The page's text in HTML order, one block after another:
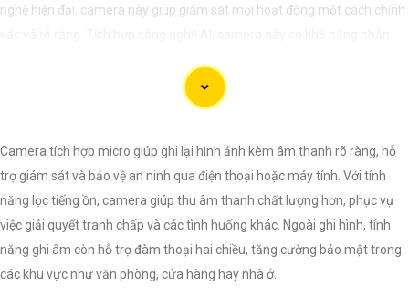
nghệ hiện đại, camera này giúp giám sát mọi hoạt động một cách chính
Hãy chọn Camera Speed Dome Công Nghệ AI để
pháp an ninh đáng tin cậy.
Camera tích hợp micro giúp ghi lại hình ảnh kèm âm thanh rõ ràng, hỗ
trợ giám sát và bảo vệ an ninh qua điện thoại hoặc máy tính. Với tính
năng lọc tiếng ồn, camera giúp thu âm thanh chất lượng hơn, phục vụ
việc giải quyết tranh chấp và các tình huống khác. Ngoài ghi hình, tính
năng ghi âm còn hỗ trợ đàm thoại hai chiều, tăng cường bảo mật trong
các khu vực như văn phòng, cửa hàng hay nhà ở.